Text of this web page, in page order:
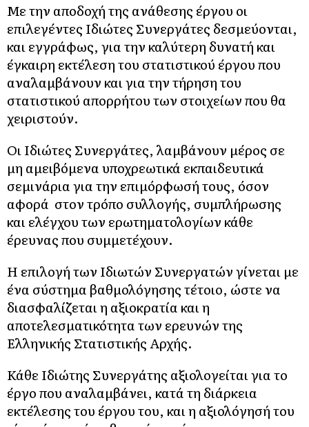
Με την αποδοχή της ανάθεσης έργου οι
επιλεγέντες Ιδιώτες Συνεργάτες δεσμεύονται,
και εγγράφως, για την καλύτερη δυνατή και
έγκαιρη εκτέλεση του στατιστικού έργου που
αναλαμβάνουν και για την τήρηση του
στατιστικού απορρήτου των στοιχείων που θα
χειριστούν.
Οι Ιδιώτες Συνεργάτες, λαμβάνουν μέρος σε
μη αμειβόμενα υποχρεωτικά εκπαιδευτικά
σεμινάρια για την επιμόρφωσή τους, όσον
αφορά στον τρόπο συλλογής, συμπλήρωσης
και ελέγχου των ερωτηματολογίων κάθε
έρευνας που συμμετέχουν.
Η επιλογή των Ιδιωτών Συνεργατών γίνεται με
ένα σύστημα βαθμολόγησης τέτοιο, ώστε να
διασφαλίζεται η αξιοκρατία και η
αποτελεσματικότητα των ερευνών της
Ελληνικής Στατιστικής Αρχής.
Κάθε Ιδιώτης Συνεργάτης αξιολογείται για το
έργο που αναλαμβάνει, κατά τη διάρκεια
εκτέλεσης του έργου του, και η αξιολόγησή του